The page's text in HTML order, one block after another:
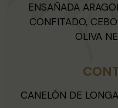
ENSAÑADA
CONFITADO,
OLIVA
CANELÓN DE